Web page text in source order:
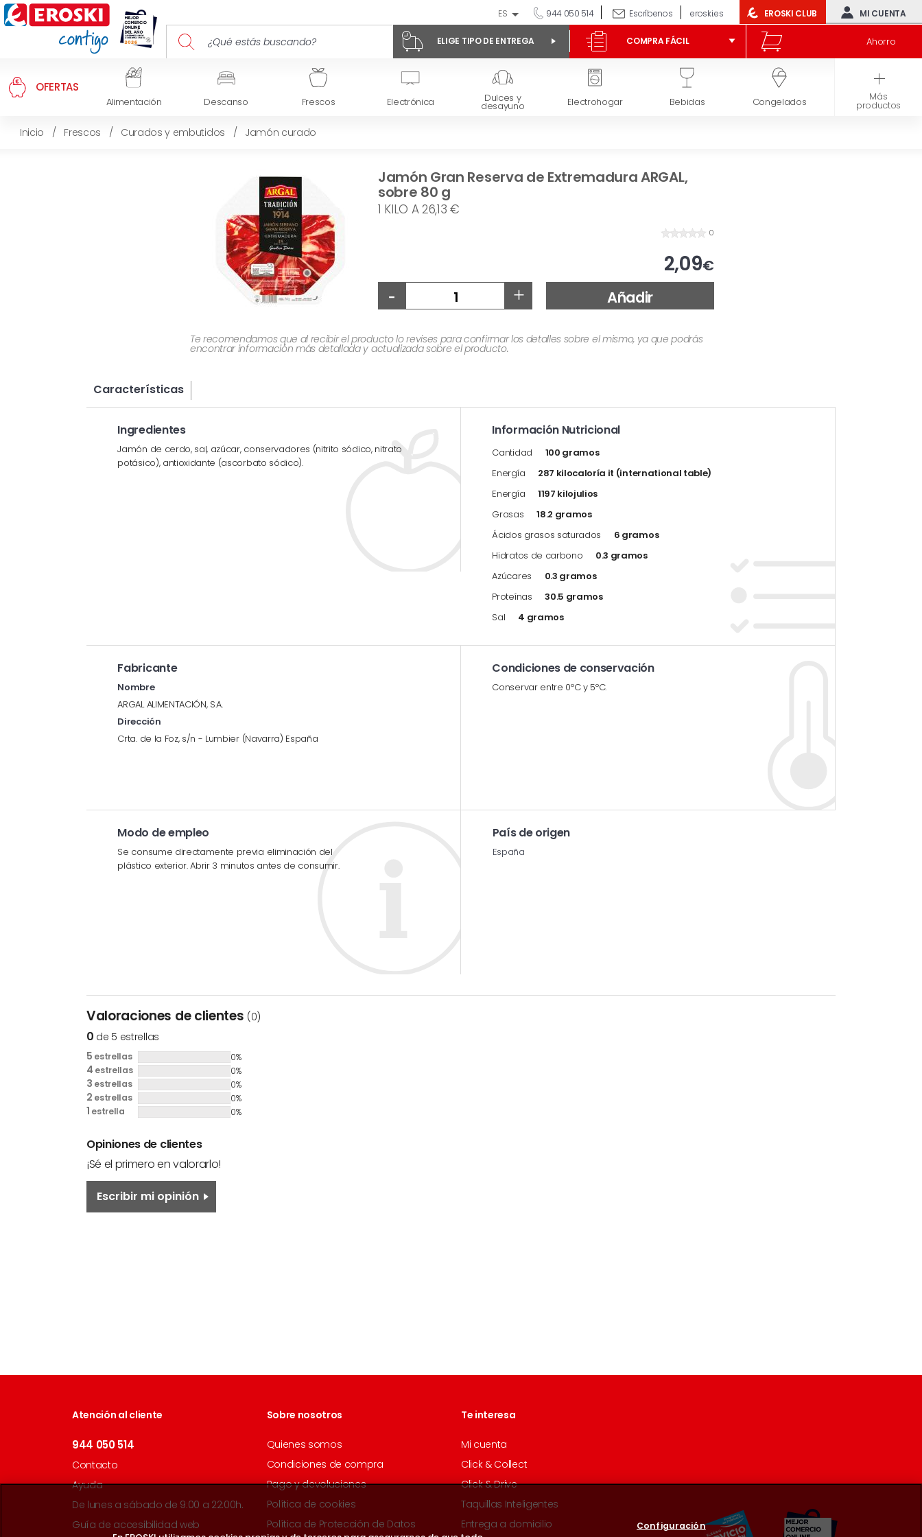
ES 944 050 514 Escríbenos eroski.es EROSKI CLUB MI CUENTA
ELIGE TIPO DE ENTREGA COMPRA FÁCIL Ahorro
OFERTAS
Alimentación Descanso Frescos Electrónica Dulces y
desayuno Electrohogar Bebidas Congelados Higiene y belleza
Más
productos
Inicio / Frescos / Curados y embutidos / Jamón curado
Jamón Gran Reserva de Extremadura ARGAL,
sobre 80 g
0
2,09€
1 KILO A 26,13 €
- + Añadir
Te recomendamos que al recibir el producto lo revises para confirmar los detalles sobre el mismo, ya que podrás
encontrar información más detallada y actualizada sobre el producto.
Características
Ingredientes
Jamón de cerdo, sal, azúcar, conservadores (nitrito sódico, nitrato
potásico), antioxidante (ascorbato sódico).
Información Nutricional
Cantidad
100 gramos
Energía
287 kilocaloría it (international table)
Energía
1197 kilojulios
Grasas
18.2 gramos
Ácidos grasos saturados
6 gramos
Hidratos de carbono
0.3 gramos
Azúcares
0.3 gramos
Proteínas
30.5 gramos
Sal
4 gramos
Fabricante
Nombre
ARGAL ALIMENTACIÓN, S.A.
Dirección
Crta. de la Foz, s/n - Lumbier (Navarra) España
Condiciones de conservación
Conservar entre 0ºC y 5ºC.
Modo de empleo
Se consume directamente previa eliminación del
plástico exterior. Abrir 3 minutos antes de consumir.
País de origen
España
Valoraciones de clientes (0)
0 de 5 estrellas
5 estrellas 0%
4 estrellas 0%
3 estrellas 0%
2 estrellas 0%
1 estrella 0%
Opiniones de clientes
¡Sé el primero en valorarlo!
Escribir mi opinión
Atención al cliente
944 050 514
Contacto
Ayuda
De lunes a sábado de 9:00 a 22:00h.
Guía de accesibilidad web
Sobre nosotros
Quienes somos
Condiciones de compra
Pago y devoluciones
Política de cookies
Política de Protección de Datos
Te interesa
Mi cuenta
Click & Collect
Click & Drive
Taquillas Inteligentes
Entrega a domicilio
Configuración